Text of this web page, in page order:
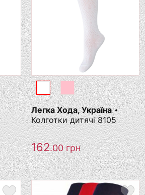
Легка Хода, Україна
Колготки дитячі 8105
162.00грн